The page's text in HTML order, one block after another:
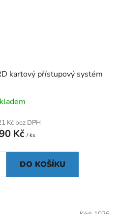
kartový přístupový systém
Kč bez DPH
Kč / ks
DO KOŠÍKU